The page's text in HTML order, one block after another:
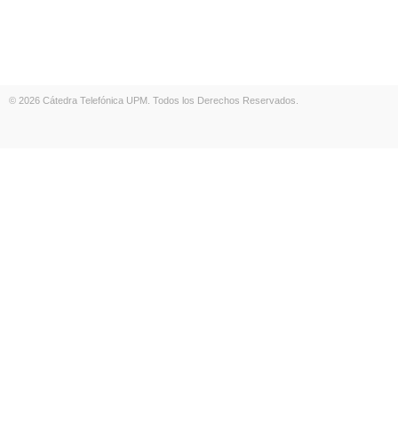
© 2026 Cátedra Telefónica UPM. Todos los Derechos Reservados.